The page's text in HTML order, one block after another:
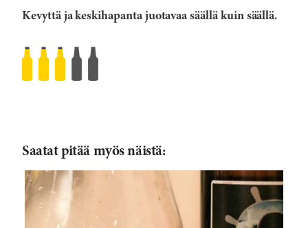
Kevyttä ja keskihapanta juotavaa säällä kuin säällä.
Donut
Island
3/5
based
on
Saatat pitää myös näistä: